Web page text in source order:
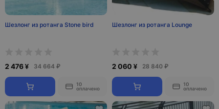
Шезлонг из ротанга Stone bird
2 476 ¥ 34 664 ₽
10
оплачено
Шезлонг из ротанга Lounge
2 060 ¥ 28 840 ₽
10
оплачено